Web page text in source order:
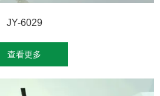
JY-6029
查看更多